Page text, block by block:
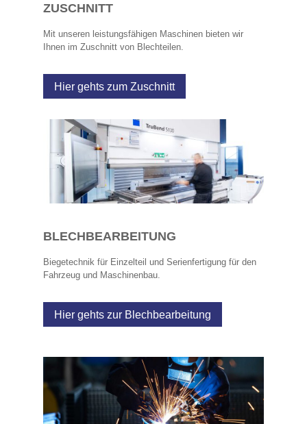
ZUSCHNITT
Mit unseren leistungsfähigen Maschinen bieten wir
Ihnen im Zuschnitt von Blechteilen.
Hier gehts zum Zuschnitt
BLECHBEARBEITUNG
Biegetechnik für Einzelteil und Serienfertigung für den
Fahrzeug und Maschinenbau.
Hier gehts zur Blechbearbeitung